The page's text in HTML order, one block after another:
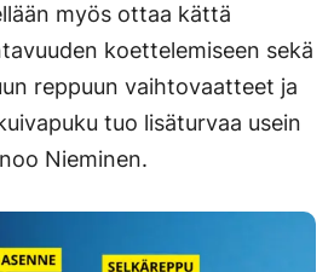
myös ottaa kättä
koettelemiseen sekä
reppuun vaihtovaatteet ja
tuo lisäturvaa usein
Nieminen.